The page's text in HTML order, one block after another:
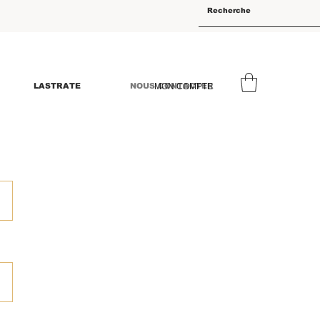
MON COMPTE
LASTRATE NOUS CONTACTER